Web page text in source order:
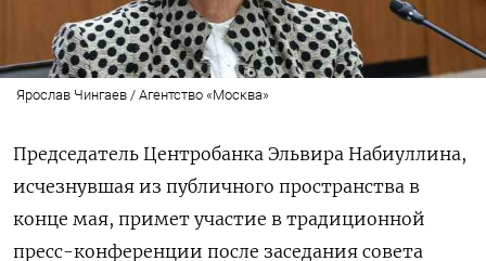
Ярослав Чингаев / Агентство «Москва»
Председатель Центробанка Эльвира Набиуллина,
исчезнувшая из публичного пространства в
конце мая, примет участие в традиционной
пресс-конференции после заседания совета